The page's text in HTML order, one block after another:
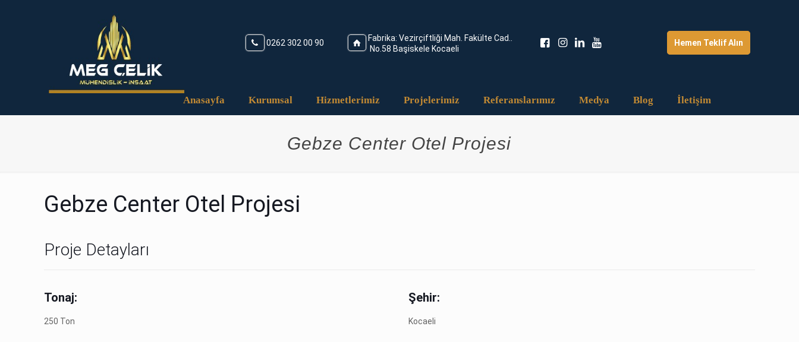
0262 302 00 90
Fabrika: Vezirçiftliği Mah. Fakülte Cad..
No.58 Başiskele Kocaeli
Hemen Teklif Alın
Anasayfa Kurumsal Hizmetlerimiz Projelerimiz Referanslarımız Medya Blog İletişim
Gebze Center Otel Projesi
Gebze Center Otel Projesi
Proje Detayları
Tonaj:
250 Ton
Şehir:
Kocaeli